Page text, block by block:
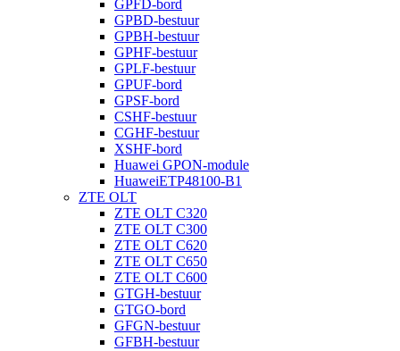
GPFD-bord
GPBD-bestuur
GPBH-bestuur
GPHF-bestuur
GPLF-bestuur
GPUF-bord
GPSF-bord
CSHF-bestuur
CGHF-bestuur
XSHF-bord
Huawei GPON-module
HuaweiETP48100-B1
ZTE OLT
ZTE OLT C320
ZTE OLT C300
ZTE OLT C620
ZTE OLT C650
ZTE OLT C600
GTGH-bestuur
GTGO-bord
GFGN-bestuur
GFBH-bestuur